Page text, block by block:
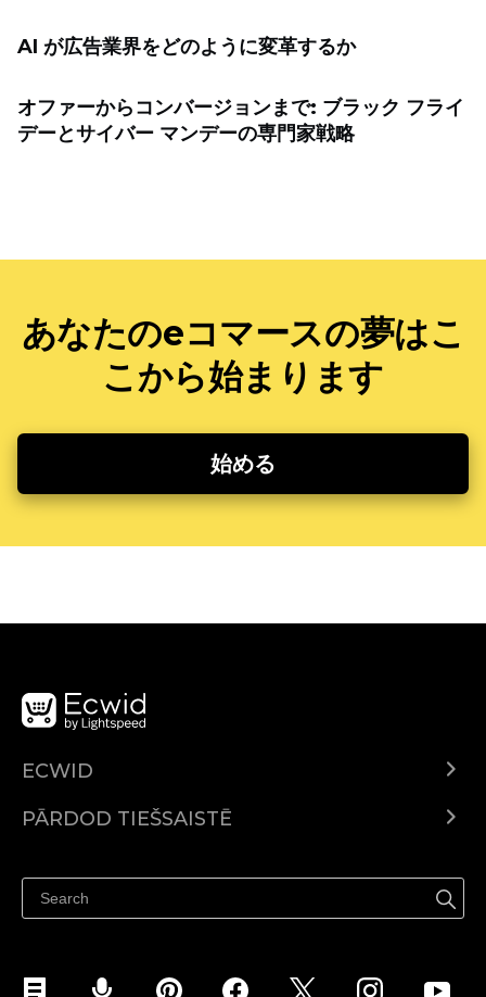
AI が広告業界をどのように変革するか
オファーからコンバージョンまで: ブラック フライ
デーとサイバー マンデーの専門家戦略
あなたのeコマースの夢はこ
こから始まります
始める
ECWID
Izcenojumi
PĀRDOD TIEŠSAISTĒ
Pārdod Facebook
Pārdod Instagram